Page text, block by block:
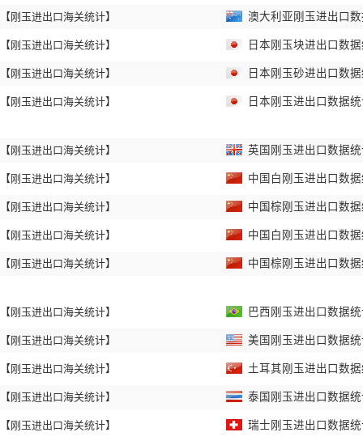
【刚玉进出口海关统计】
【刚玉进出口海关统计】
【刚玉进出口海关统计】
【刚玉进出口海关统计】
【刚玉进出口海关统计】
【刚玉进出口海关统计】
【刚玉进出口海关统计】
【刚玉进出口海关统计】
【刚玉进出口海关统计】
【刚玉进出口海关统计】
【刚玉进出口海关统计】
【刚玉进出口海关统计】
【刚玉进出口海关统计】
【刚玉进出口海关统计】
澳大利亚刚玉进出口
日本刚玉块进出口数
日本刚玉砂进出口数
日本刚玉进出口数据
英国刚玉进出口数据
中国白刚玉进出口数
中国棕刚玉进出口数
中国白刚玉进出口数
中国棕刚玉进出口数
巴西刚玉进出口数据
美国刚玉进出口数据
土耳其刚玉进出口数
泰国刚玉进出口数据
瑞士刚玉进出口数据